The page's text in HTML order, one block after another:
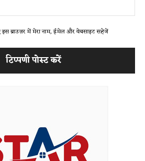
इस ब्राउज़र में मेरा नाम, ईमेल और वेबसाइट सहेजें